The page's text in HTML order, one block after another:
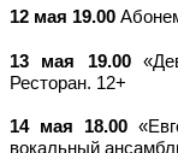
12 мая 19.00
13 мая 19.00
Ресторан. 12+
14 мая 18.00
вокальный